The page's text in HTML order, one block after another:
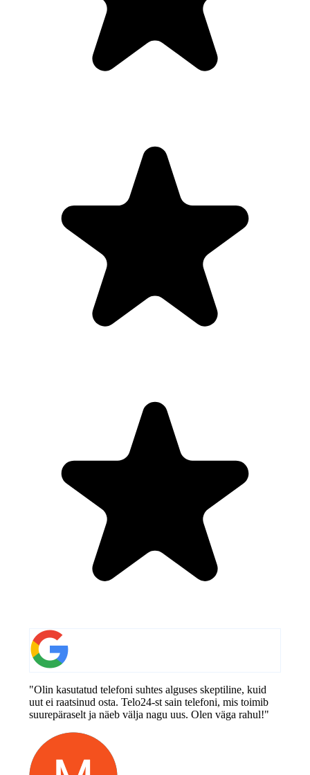
"Olin kasutatud telefoni suhtes alguses skeptiline, kuid
uut ei raatsinud osta. Telo24-st sain telefoni, mis toimib
suurepäraselt ja näeb välja nagu uus. Olen väga rahul!"